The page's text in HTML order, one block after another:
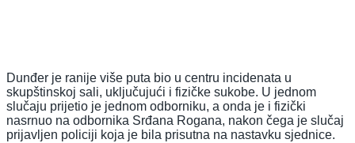
Dunđer je ranije više puta bio u centru incidenata u
skupštinskoj sali, uključujući i fizičke sukobe. U jednom
slučaju prijetio je jednom odborniku, a onda je i fizički
nasrnuo na odbornika Srđana Rogana, nakon čega je slučaj
prijavljen policiji koja je bila prisutna na nastavku sjednice.